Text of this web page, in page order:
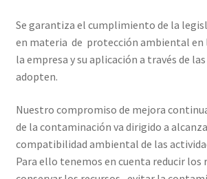
Se garantiza el cumplimiento de la
en materia de protección ambiental en
la empresa y su aplicación a través de
adopten.
Nuestro compromiso de mejora
de la contaminación va dirigido a
compatibilidad ambiental de las
Para ello tenemos en cuenta reducir los